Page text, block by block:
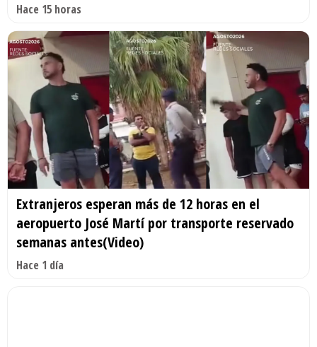
Hace 15 horas
Extranjeros esperan más de 12 horas en el
aeropuerto José Martí por transporte reservado
semanas antes(Video)
Hace 1 día